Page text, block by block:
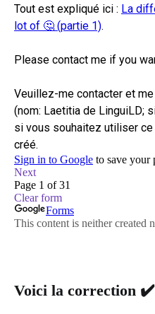
Voici la correction ✔️